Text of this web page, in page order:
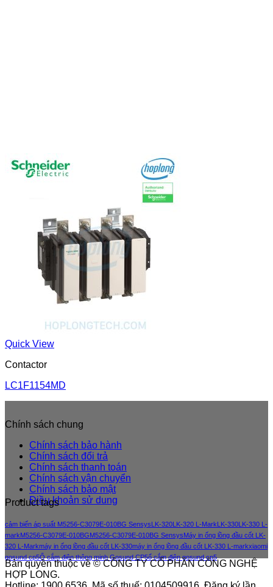
Quick View
Contactor
LC1F1154MD
Chính sách chung
Chính sách bảo hành
Chính sách đổi trả
Chính sách thanh toán
Chính sách vận chuyển
Chính sách bảo mật
Điều khoản sử dung
Product tags
cảm biến áp suất M5256-C3079E-010BG Sensys LK-320 LK-320 L-Mark LK-330 LK-330 L-
markM5256-C3079E-010BGM5256-C3079E-010BG SensysMáy in ống lồng đầu cốt LK-
320 L-Markmáy in ống lồng đầu cốt LK-330máy in ống lồng đầu cốt LK-330 L-markxiaomi
gosund cp5Ổ cắm điện thông minh Gosund CP5ổ cắm điện gosund cp5
Bản quyền thuộc về © CÔNG TY CỔ PHẦN CÔNG NGHỆ
HỢP LONG.